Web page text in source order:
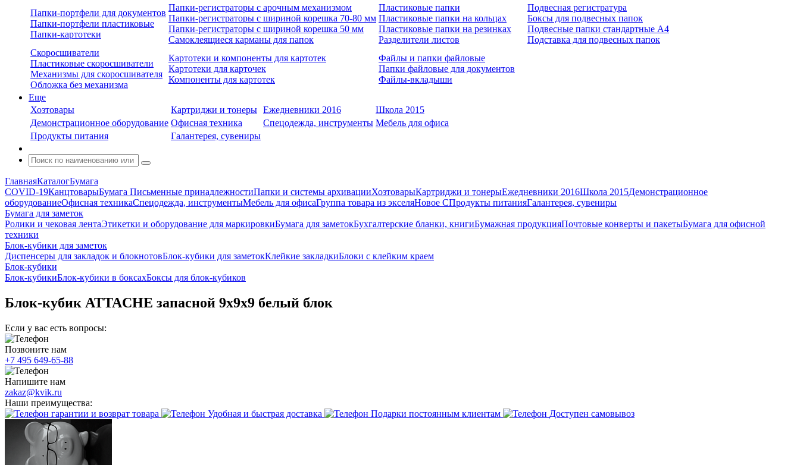
Папки-портфели для документов
Папки-портфели пластиковые
Папки-картотеки
Папки-регистраторы с арочным механизмом
Папки-регистраторы с шириной корешка 70-80 мм
Папки-регистраторы с шириной корешка 50 мм
Самоклеящиеся карманы для папок
Пластиковые папки
Пластиковые папки на кольцах
Пластиковые папки на резинках
Разделители листов
Подвесная регистратура
Боксы для подвесных папок
Подвесные папки стандартные А4
Подставка для подвесных папок
Скоросшиватели
Пластиковые скоросшиватели
Механизмы для скоросшивателя
Обложка без механизма
Картотеки и компоненты для картотек
Картотеки для карточек
Компоненты для картотек
Файлы и папки файловые
Папки файловые для документов
Файлы-вкладыши
Еще
Хозтовары
Картриджи и тонеры Ежедневники 2016
Школа 2015
Демонстрационное оборудование Офисная техника Спецодежда, инструменты Мебель для офиса
Продукты питания
Галантерея, сувениры
ГлавнаяКаталогБумага
COVID-19КанцтоварыБумага Письменные принадлежностиПапки и системы архивацииХозтоварыКартриджи и тонерыЕжедневники 2016Школа 2015Демонстрационное
оборудованиеОфисная техникаСпецодежда, инструментыМебель для офисаГруппа товара из экселяНовое СПродукты питанияГалантерея, сувениры
Бумага для заметок
Ролики и чековая лентаЭтикетки и оборудование для маркировкиБумага для заметокБухгалтерские бланки, книгиБумажная продукцияПочтовые конверты и пакетыБумага для офисной
техники
Блок-кубики для заметок
Диспенсеры для закладок и блокнотовБлок-кубики для заметокКлейкие закладкиБлоки с клейким краем
Блок-кубики
Блок-кубикиБлок-кубики в боксахБоксы для блок-кубиков
Блок-кубик ATTACHE запасной 9х9х9 белый блок
Если у вас есть вопросы:
Позвоните нам
+7 495 649-65-88
Напишите нам
zakaz@kvik.ru
Наши преимущества:
гарантии и возврат товара
Удобная и быстрая доставка Подарки постоянным клиентам Доступен самовывоз